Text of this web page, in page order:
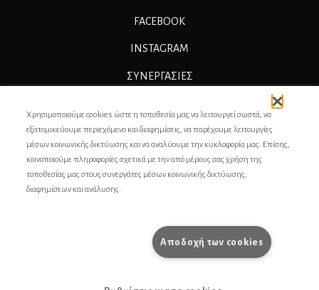
FACEBOOK
INSTAGRAM
ΣΥΝΕΡΓΑΣΊΕΣ
ΕΠΙΚΟΙΝΩΝΙΑ
ΣΥΝΤΕΛΕΣΤΕΣ
ΟΡΟΙ ΧΡΗΣΗΣ
Χρησιμοποιούμε cookies ώστε η τοποθεσία μας να λειτουργεί σωστά, να
εξατομικεύουμε περιεχόμενο και διαφημίσεις, να παρέχουμε λειτουργίες
μέσων κοινωνικής δικτύωσης και να αναλύουμε την κυκλοφορία μας. Επίσης,
κοινοποιούμε πληροφορίες σχετικά με την από μέρους σας χρήση της
τοποθεσίας μας στους συνεργάτες μέσων κοινωνικής δικτύωσης,
διαφημίσεων και ανάλυσης.
Αποδοχή των cookies